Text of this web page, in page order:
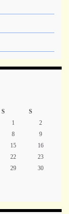
S
S
1
2
8
9
15
16
22
23
29
30